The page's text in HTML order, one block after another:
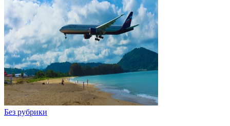
Без рубрики